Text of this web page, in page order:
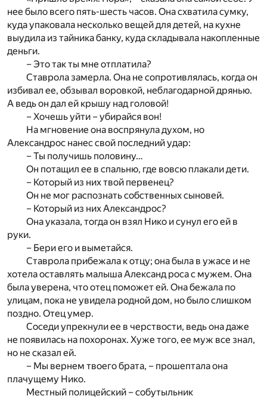
нее было всего пять-шесть часов. Она схватила сумку,
куда упаковала несколько вещей для детей, на кухне
выудила из тайника банку, куда складывала накопленные
деньги.
– Это так ты мне отплатила?
Ставрола замерла. Она не сопротивлялась, когда он
избивал ее, обзывал воровкой, неблагодарной дрянью.
А ведь он дал ей крышу над головой!
– Хочешь уйти – убирайся вон!
На мгновение она воспрянула духом, но
Александрос нанес свой последний удар:
– Ты получишь половину…
Он потащил ее в спальню, где вовсю плакали дети.
– Который из них твой первенец?
Он не мог распознать собственных сыновей.
– Который из них Александрос?
Она указала, тогда он взял Нико и сунул его ей в
руки.
– Бери его и выметайся.
Ставрола прибежала к отцу; она была в ужасе и не
хотела оставлять малыша Александ роса с мужем. Она
была уверена, что отец поможет ей. Она бежала по
улицам, пока не увидела родной дом, но было слишком
поздно. Отец умер.
Соседи упрекнули ее в черствости, ведь она даже
не появилась на похоронах. Хуже того, ее муж все знал,
но не сказал ей.
– Мы вернем твоего брата, – прошептала она
плачущему Нико.
Местный полицейский – собутыльник